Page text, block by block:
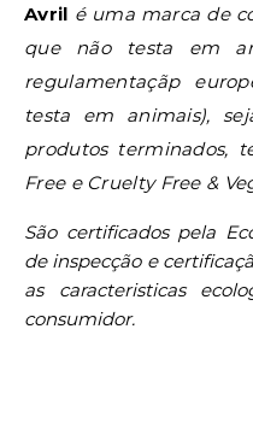
Avril é uma marca de
que não testa em
regulamentaçãp
testa em animais),
produtos terminados,
Free e Cruelty Free &
São certificados pela
de inspecção e
as caracteristicas
consumidor.